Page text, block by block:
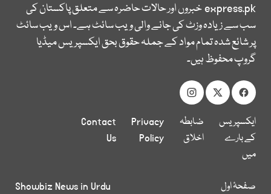
express.pkخبروں اور حالات حاضرہ سے متعلق پاکستان کی
سب سے زیادہ وزٹ کی جانے والی ویب سائٹ ہے۔ اس ویب سائٹ
پر شائع شدہ تمام مواد کے جملہ حقوق بحق ایکسپریس میڈیا
گروپ محفوظ ہیں۔
ایکسپریس
کے بارے
میں
ضابطہ
اخلاق
Privacy
Policy
Contact
Us
صفحۂ اول
Showbiz News in Urdu